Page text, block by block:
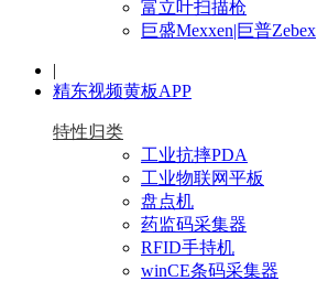
富立叶扫描枪
巨盛Mexxen|巨普Zebex
|
精东视频黄板APP
特性归类
工业抗摔PDA
工业物联网平板
盘点机
药监码采集器
RFID手持机
winCE条码采集器